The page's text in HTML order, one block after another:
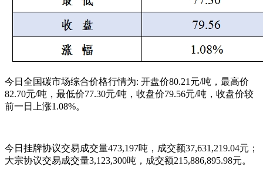
今日全国碳市场综合价格行情为: 开盘价80.21元/吨，最高价
82.70元/吨，最低价77.30元/吨，收盘价79.56元/吨，收盘价较
前一日上涨1.08%。
今日挂牌协议交易成交量473,197吨，成交额37,631,219.04元；
大宗协议交易成交量3,123,300吨，成交额215,886,895.98元。